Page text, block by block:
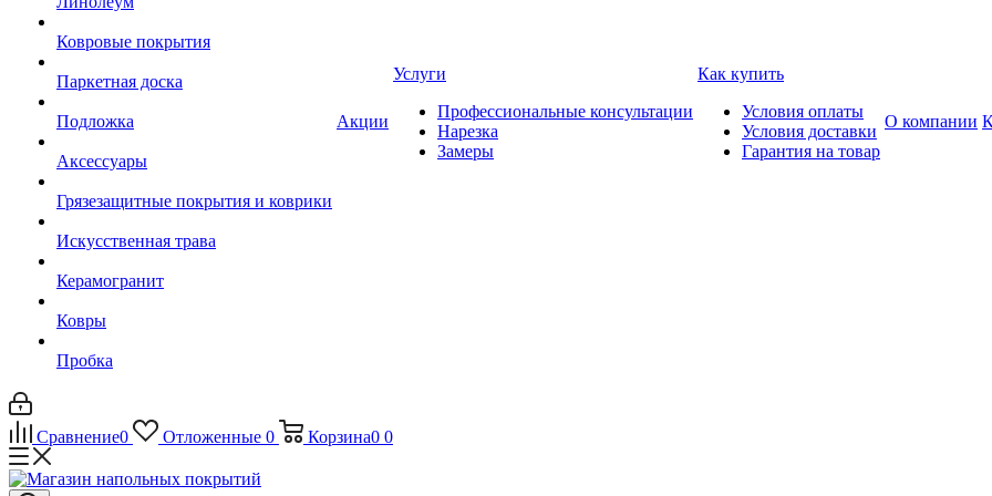
Ковровые покрытия
Паркетная доска
Подложка
Аксессуары
Грязезащитные покрытия и коврики
Искусственная трава
Керамогранит
Ковры
Пробка
Акции
Услуги
Профессиональные консультации
Нарезка
Замеры
Как купить
Условия оплаты
Условия доставки
Гарантия на товар
О компании
Сравнение0 Отложенные 0 Корзина0 0